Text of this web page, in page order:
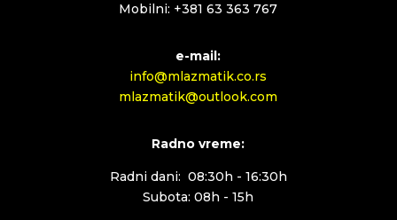
Mobilni: +381 63 363 767
e-mail:
info@mlazmatik.co.rs
mlazmatik@outlook.com
Radno vreme:
Radni dani: 08:30h - 16:30h
Subota: 08h - 15h